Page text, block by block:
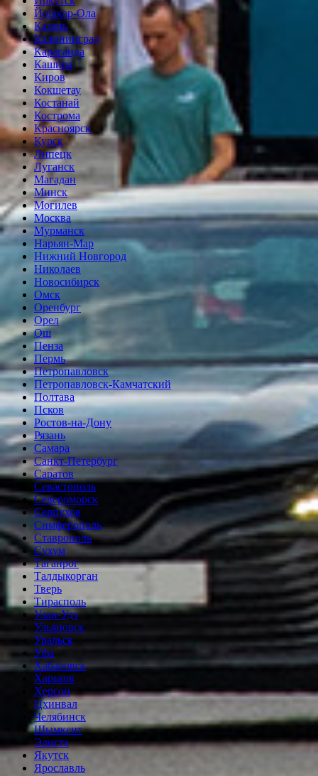
Йошкар-Ола
Казань
Калининград
Караганда
Кашира
Киров
Кокшетау
Костанай
Кострома
Красноярск
Курск
Липецк
Луганск
Магадан
Минск
Могилев
Москва
Мурманск
Нарьян-Мар
Нижний Новгород
Николаев
Новосибирск
Омск
Оренбург
Орел
Ош
Пенза
Пермь
Петропавловск
Петропавловск-Камчатский
Полтава
Псков
Ростов-на-Дону
Рязань
Самара
Санкт-Петербург
Саратов
Севастополь
Североморск
Серпухов
Симферополь
Ставрополь
Сухум
Таганрог
Tалдыкорган
Тверь
Тирасполь
Улан-Удэ
Ульяновск
Уральск
Уфа
Хабаровск
Харьков
Херсон
Цхинвал
Челябинск
Шымкент
Элиста
Якутск
Ярославль